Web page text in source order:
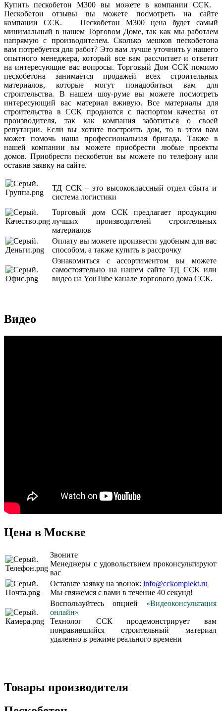
Купить пескобетон М300 вы можете в компании ССК.
Пескобетон отзывы вы можете посмотреть на сайте
компании ССК. Пескобетон М300 цена будет самый
минимальный в нашем Торговом Доме, так как мы работаем
напрямую с производителем. Сколько мешков пескобетона
вам потребуется для работ? Это вам лучше уточнить у нашего
опытного менеджера, который все вам рассчитает и ответит
на интересующие вас вопросы. Торговый Дом ССК помимо
пескобетона занимается продажей всех строительных
материалов, которые могут понадобиться вам для
строительства. В нашем шоу-руме вы можете посмотреть
интересующий вас материал вживую. Все материалы для
строительства в ССК продаются с паспортом качества от
производителя, так как компания заботиться о своей
репутации. Если вы хотите построить дом, то в этом вам
может помочь наша профессиональная бригада. Также в
нашей компании вы можете приобрести любые проекты
домов. Приобрести пескобетон вы можете по телефону или
оставив заявку на сайте.
ТД ССК – это высококлассный отдел сбыта и
система логистики
Торговый дом ССК предлагает продукцию
лучших производителей строительных
материалов
Оплату вы можете произвести удобным для вас
способом, а также купить в рассрочку
Ознакомиться с ассортиментом вы можете
самостоятельно на нашем сайте ТД ССК или
видео на YouTube канале торгового дома ССК.
Видео
Цена в Москве
Звоните
Менеджеры с удовольствием проконсультируют
вас
Оставьте заявку на звонок: info@cckomplekt.ru
Мы свяжемся с вами в течение 40 секунд!
Воспользуйтесь опцией «Видеоконсультация
онлайн»
Технолог ССК продемонстрирует вам
понравившийся строительный материал
удаленно в режиме реального времени
Товары производителя